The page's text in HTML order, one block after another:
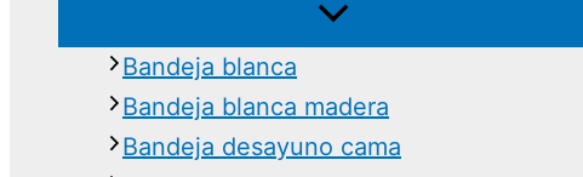
Bandeja blanca
Bandeja blanca madera
Bandeja desayuno cama